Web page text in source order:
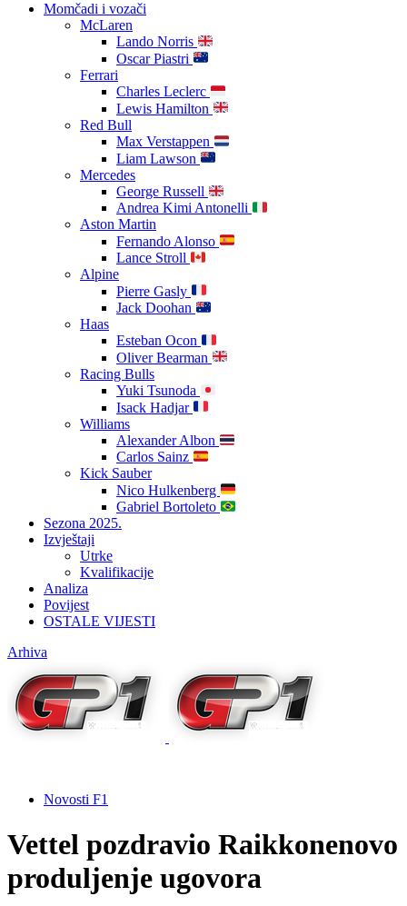
Momčadi i vozači
McLaren
Lando Norris
Oscar Piastri
Ferrari
Charles Leclerc
Lewis Hamilton
Red Bull
Max Verstappen
Liam Lawson
Mercedes
George Russell
Andrea Kimi Antonelli
Aston Martin
Fernando Alonso
Lance Stroll
Alpine
Pierre Gasly
Jack Doohan
Haas
Esteban Ocon
Oliver Bearman
Racing Bulls
Yuki Tsunoda
Isack Hadjar
Williams
Alexander Albon
Carlos Sainz
Kick Sauber
Nico Hulkenberg
Gabriel Bortoleto
Sezona 2025.
Izvještaji
Utrke
Kvalifikacije
Analiza
Povijest
OSTALE VIJESTI
Arhiva
Novosti F1
Vettel pozdravio Raikkonenovo
produljenje ugovora